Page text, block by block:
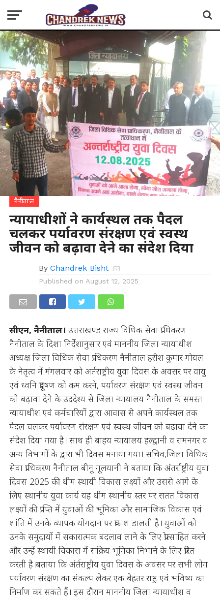
नैनीताल
न्यायाधीशों ने कार्यस्थल तक पैदल
चलकर पर्यावरण संरक्षण एवं स्वस्थ
जीवन को बढ़ावा देने का संदेश दिया
By Chandrek Bisht
Published on August 12, 2025
सीएन, नैनीताल। उत्तराखण्ड राज्य विधिक सेवा प्राधिकरण
नैनीताल के दिशा निर्देशानुसार एवं माननीय जिला न्यायाधीश
अध्यक्ष जिला विधिक सेवा प्राधिकरण नैनीताल हरीश कुमार गोयल
के नेतृत्व में मंगलवार को अर्तराष्ट्रीय युवा दिवस के अवसर पर वायु
एवं ध्वनि प्रदूषण को कम करने, पर्यावरण संरक्षण एवं स्वस्थ जीवन
को बढ़ावा देने के उददेश्य से जिला न्यायालय नैनीताल के समस्त
न्यायाधीश एवं कर्मचारियों द्वारा आवास से अपने कार्यस्थल तक
पैदल चलकर पर्यावरण संरक्षण एवं स्वस्थ जीवन को बढ़ावा देने का
संदेश दिया गया है। साथ ही बाहय न्यायालय हल्द्वानी व रामनगर व
अन्य विभागों के द्वारा भी दिवस मनाया गया। सचिव,जिला विधिक
सेवा प्राधिकरण नैनीताल बीनू गूलयानी ने बताया कि अंतर्राष्ट्रीय युवा
दिवस 2025 की थीम स्थायी विकास लक्ष्यों और उससे आगे के
लिए स्थानीय युवा कार्य यह थीम स्थानीय स्तर पर सतत विकास
लक्ष्यों की प्राप्ति में युवाओं की भूमिका और सामाजिक विकास एवं
शांति में उनके व्यापक योगदान पर प्रकाश डालती है। युवाओं को
उनके समुदायों में सकारात्मक बदलाव लाने के लिए प्रोत्साहित करने
और उन्हें स्थायी विकास में सक्रिय भूमिका निभाने के लिए प्रेरित
करती है।बताया कि अंर्तराष्ट्रीय युवा दिवस के अवसर पर सभी लोग
पर्यावरण संरक्षण का संकल्प लेकर एक बेहतर राष्ट्र एवं भविष्य का
निर्माण कर सकते हैं। इस दौरान माननीय जिला न्यायाधीश व